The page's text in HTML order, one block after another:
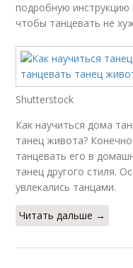
подробную инструкцию
чтобы танцевать не
Shutterstock
Как научиться дома
танец живота?
танцевать его в
танец другого стиля.
увлекались танцами.
Читать дальше →